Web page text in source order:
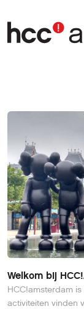
Welkom bij
HCC!amsterdam
activiteiten vinden